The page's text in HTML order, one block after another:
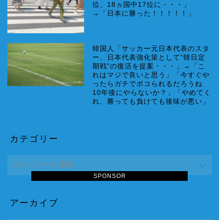
SPONSOR
位、18ヵ国中17位に・・・」
→「日本に勝った！！！！！」
韓国人「サッカー元日本代表のスタ
ー、日本代表強化策として“韓日定
期戦”の復活を提案・・・」→「こ
れはマジで良いと思う」「今すぐや
ったらガチでボコられるだろうね
10年後にやらないか？」「やめてく
れ、勝っても負けても後味が悪い」
カテゴリー
アーカイブ